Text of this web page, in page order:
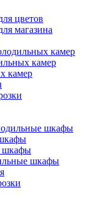
цветов
магазина
камер
камер
камер
шкафы
шкафы
шкафы